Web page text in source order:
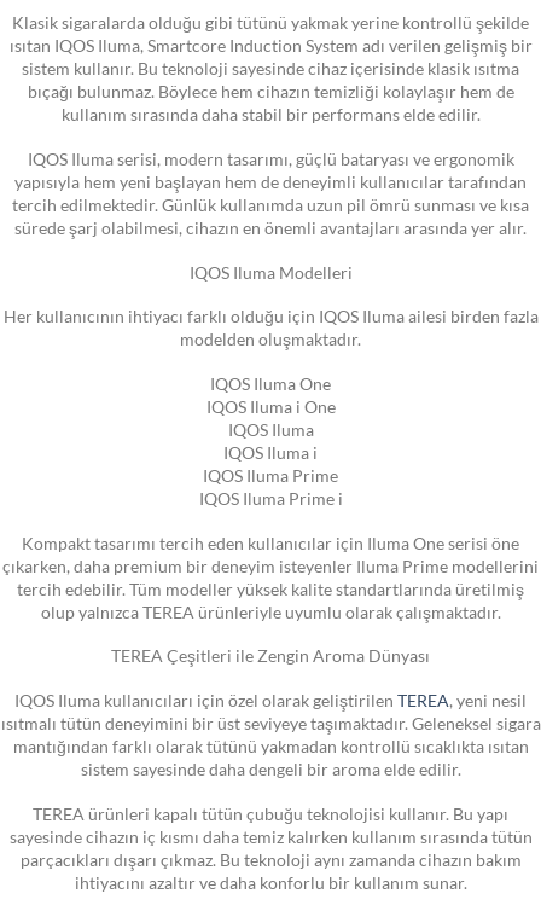
Klasik sigaralarda olduğu gibi tütünü yakmak yerine kontrollü şekilde
ısıtan IQOS Iluma, Smartcore Induction System adı verilen gelişmiş bir
sistem kullanır. Bu teknoloji sayesinde cihaz içerisinde klasik ısıtma
bıçağı bulunmaz. Böylece hem cihazın temizliği kolaylaşır hem de
kullanım sırasında daha stabil bir performans elde edilir.
IQOS Iluma serisi, modern tasarımı, güçlü bataryası ve ergonomik
yapısıyla hem yeni başlayan hem de deneyimli kullanıcılar tarafından
tercih edilmektedir. Günlük kullanımda uzun pil ömrü sunması ve kısa
sürede şarj olabilmesi, cihazın en önemli avantajları arasında yer alır.
IQOS Iluma Modelleri
Her kullanıcının ihtiyacı farklı olduğu için IQOS Iluma ailesi birden fazla
modelden oluşmaktadır.
IQOS Iluma One
IQOS Iluma i One
IQOS Iluma
IQOS Iluma i
IQOS Iluma Prime
IQOS Iluma Prime i
Kompakt tasarımı tercih eden kullanıcılar için Iluma One serisi öne
çıkarken, daha premium bir deneyim isteyenler Iluma Prime modellerini
tercih edebilir. Tüm modeller yüksek kalite standartlarında üretilmiş
olup yalnızca TEREA ürünleriyle uyumlu olarak çalışmaktadır.
TEREA Çeşitleri ile Zengin Aroma Dünyası
IQOS Iluma kullanıcıları için özel olarak geliştirilen TEREA, yeni nesil
ısıtmalı tütün deneyimini bir üst seviyeye taşımaktadır. Geleneksel sigara
mantığından farklı olarak tütünü yakmadan kontrollü sıcaklıkta ısıtan
sistem sayesinde daha dengeli bir aroma elde edilir.
TEREA ürünleri kapalı tütün çubuğu teknolojisi kullanır. Bu yapı
sayesinde cihazın iç kısmı daha temiz kalırken kullanım sırasında tütün
parçacıkları dışarı çıkmaz. Bu teknoloji aynı zamanda cihazın bakım
ihtiyacını azaltır ve daha konforlu bir kullanım sunar.